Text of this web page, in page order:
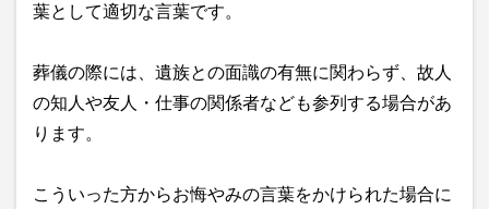
葉として適切な言葉です。
葬儀の際には、遺族との面識の有無に関わらず、故人
の知人や友人・仕事の関係者なども参列する場合があ
ります。
こういった方からお悔やみの言葉をかけられた場合に